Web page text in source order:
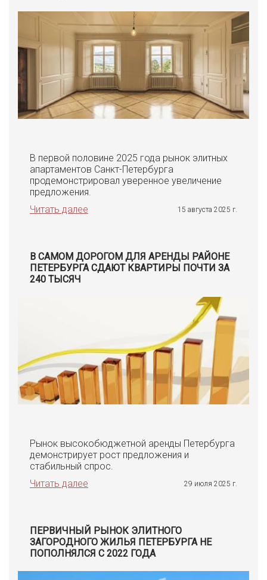
В первой половине 2025 года рынок элитных
апартаментов Санкт-Петербурга
продемонстрировал уверенное увеличение
предложения.
Читать далее
15 августа 2025 г.
В САМОМ ДОРОГОМ ДЛЯ АРЕНДЫ РАЙОНЕ
ПЕТЕРБУРГА СДАЮТ КВАРТИРЫ ПОЧТИ ЗА
240 ТЫСЯЧ
Рынок высокобюджетной аренды Петербурга
демонстрирует рост предложения и
стабильный спрос.
Читать далее
29 июля 2025 г.
ПЕРВИЧНЫЙ РЫНОК ЭЛИТНОГО
ЗАГОРОДНОГО ЖИЛЬЯ ПЕТЕРБУРГА НЕ
ПОПОЛНЯЛСЯ С 2022 ГОДА